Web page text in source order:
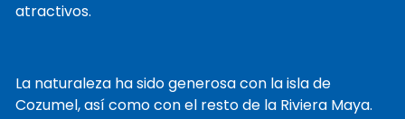
atractivos.
La naturaleza ha sido generosa con la isla de
Cozumel, así como con el resto de la Riviera Maya.